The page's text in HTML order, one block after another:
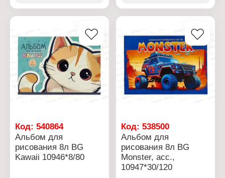
Тип скрепления: на скобе
Плотность бумаги: 100 г/
Белизна бумаги, %: 100
Материал блока: офсет
Материал обложки:
чистоцеллюлозный
картон
Код: 540864
Альбом для
рисования 8л BG
Kawaii 10946*8/80
Код:538500
Альбом для
рисования 8л BG
Monster, асс.,
10947*30/120